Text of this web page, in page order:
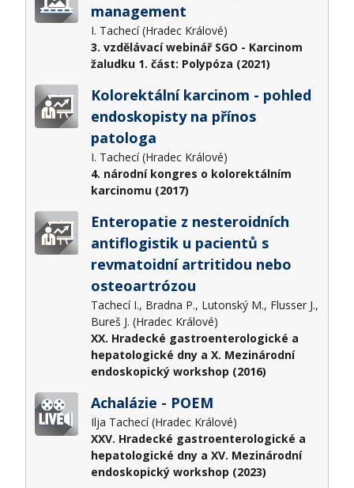
management
I. Tachecí (Hradec Králové)
3. vzdělávací webinář SGO - Karcinom
žaludku 1. část: Polypóza (2021)
Kolorektální karcinom - pohled
endoskopisty na přínos
patologa
I. Tachecí (Hradec Králové)
4. národní kongres o kolorektálním
karcinomu (2017)
Enteropatie z nesteroidních
antiflogistik u pacientů s
revmatoidní artritidou nebo
osteoartrózou
Tachecí I., Bradna P., Lutonský M., Flusser J.,
Bureš J. (Hradec Králové)
XX. Hradecké gastroenterologické a
hepatologické dny a X. Mezinárodní
endoskopický workshop (2016)
Achalázie - POEM
Ilja Tachecí (Hradec Králové)
XXV. Hradecké gastroenterologické a
hepatologické dny a XV. Mezinárodní
endoskopický workshop (2023)